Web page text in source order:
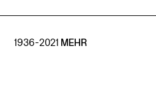
1936-2021 MEHR